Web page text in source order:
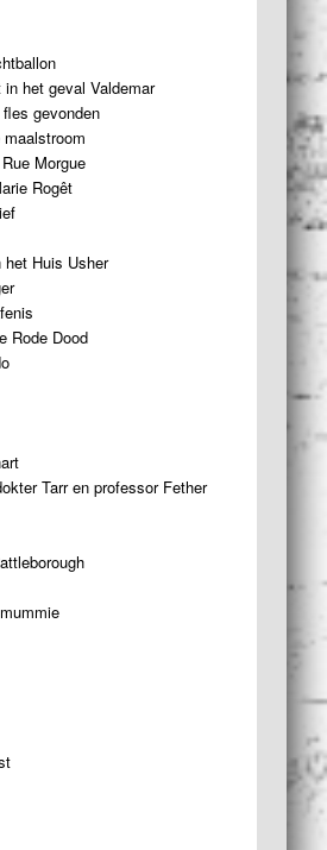
het geval Valdemar
gevonden
Morgue
Rogêt
het Huis Usher
Rode Dood
Tarr en professor Fether